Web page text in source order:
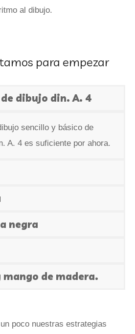
al dibujo.
para empezar
dibujo din. A. 4
sencillo y básico de
A. 4 es suficiente por ahora.
negra
de madera.
poco nuestras estrategias